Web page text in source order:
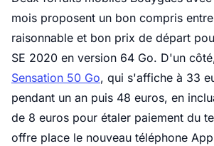
mois proposent un bon compris
raisonnable et bon prix de départ
SE 2020 en version 64 Go. D'un
Sensation 50 Go, qui s'affiche à 33
pendant un an puis 48 euros, en
de 8 euros pour étaler paiement du
offre place le nouveau téléphone